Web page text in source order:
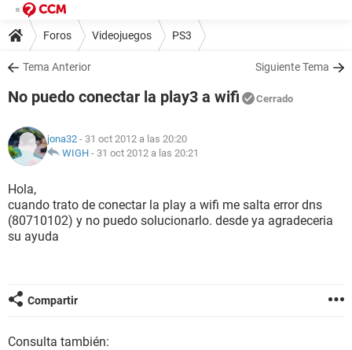
Foros Videojuegos PS3
Tema Anterior Siguiente Tema
No puedo conectar la play3 a wifi Cerrado
jona32 - 31 oct 2012 a las 20:20
WIGH - 31 oct 2012 a las 20:21
Hola,
cuando trato de conectar la play a wifi me salta error dns
(80710102) y no puedo solucionarlo. desde ya agradeceria
su ayuda
Compartir
Consulta también: